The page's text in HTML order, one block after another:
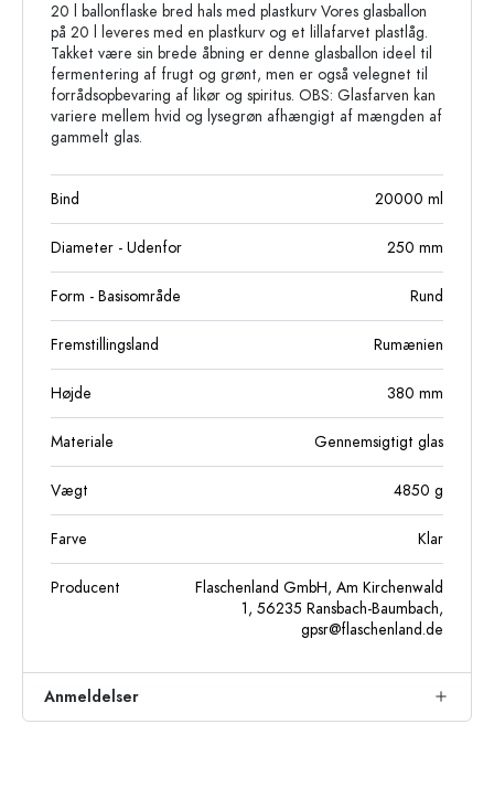
20 l ballonflaske bred hals med plastkurv Vores glasballon
på 20 l leveres med en plastkurv og et lillafarvet plastlåg.
Takket være sin brede åbning er denne glasballon ideel til
fermentering af frugt og grønt, men er også velegnet til
forrådsopbevaring af likør og spiritus. OBS: Glasfarven kan
variere mellem hvid og lysegrøn afhængigt af mængden af
gammelt glas.
Bind 20000 ml
Diameter - Udenfor 250 mm
Form - Basisområde Rund
Fremstillingsland Rumænien
Højde 380 mm
Materiale Gennemsigtigt glas
Vægt 4850 g
Farve Klar
Producent
Flaschenland GmbH, Am Kirchenwald
1, 56235 Ransbach-Baumbach,
gpsr@flaschenland.de
Anmeldelser